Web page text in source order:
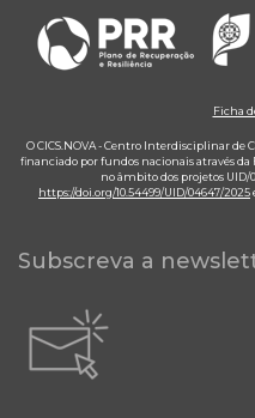
Ficha
O CICS.NOVA - Centro Interdisciplinar de
financiado por fundos nacionais através da
no âmbito dos projetos UID/
https://doi.org/10.54499/UID/04647/2025
Subscreva a